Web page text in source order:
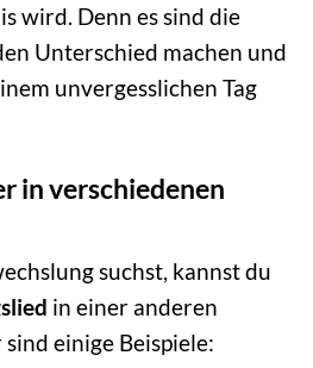
wird. Denn es sind die
Unterschied machen und
unvergesslichen Tag
in verschiedenen
suchst, kannst du
in einer anderen
einige Beispiele: